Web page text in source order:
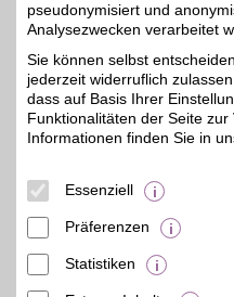
Adresse
Untere Steig 2
88131 Bodolz
pseudonymisiert und
Analysezwecken verarbeitet
Sie können selbst
jederzeit widerruflich
dass auf Basis Ihrer
Funktionalitäten der Seite
Informationen finden Sie in
Essenziell
Präferenzen
Statistiken